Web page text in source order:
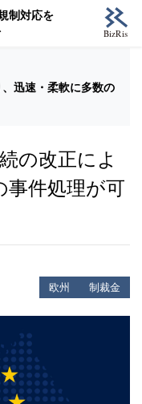
制対応を
迅速・柔軟に多数の
の改正によ
事件処理が可
欧州 制裁金